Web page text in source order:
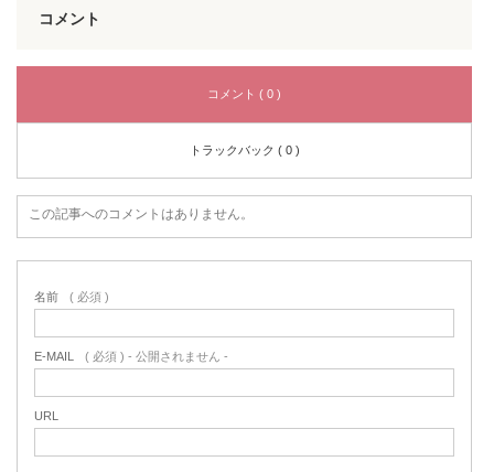
コメント
コメント ( 0 )
トラックバック ( 0 )
この記事へのコメントはありません。
名前 ( 必須 )
E-MAIL ( 必須 ) - 公開されません -
URL